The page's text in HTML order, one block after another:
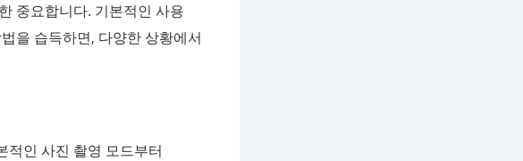
중요합니다. 기본적인 사용
을 습득하면, 다양한 상황에서
적인 사진 촬영 모드부터